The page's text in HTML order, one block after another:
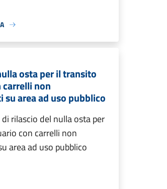
osta per il transito
non
area ad uso pubblico
rilascio del nulla osta per
con carrelli non
area ad uso pubblico